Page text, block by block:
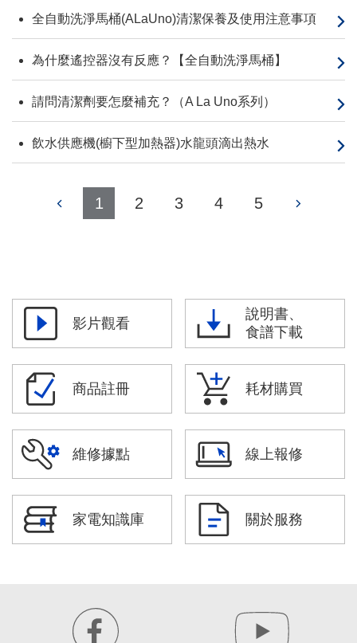
全自動洗淨馬桶(ALaUno)清潔保養及使用注意事項
為什麼遙控器沒有反應？【全自動洗淨馬桶】
請問清潔劑要怎麼補充？（A La Uno系列）
飲水供應機(櫥下型加熱器)水龍頭滴出熱水
1 2 3 4 5
影片觀看
說明書、
食譜下載
商品註冊 耗材購買
維修據點 線上報修
家電知識庫 關於服務